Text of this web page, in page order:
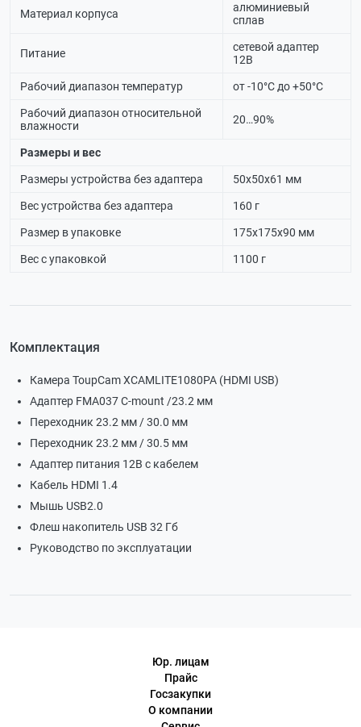
Материал корпуса
алюминиевый
сплав
Питание
сетевой адаптер
12В
Рабочий диапазон температур от -10°С до +50°С
Рабочий диапазон относительной
влажности
20…90%
Размеры и вес
Размеры устройства без адаптера 50х50х61 мм
Вес устройства без адаптера 160 г
Размер в упаковке 175х175х90 мм
Вес с упаковкой 1100 г
Комплектация
Камера ToupCam XCAMLITE1080PA (HDMI USB)
Адаптер FMA037 C-mount /23.2 мм
Переходник 23.2 мм / 30.0 мм
Переходник 23.2 мм / 30.5 мм
Адаптер питания 12В с кабелем
Кабель HDMI 1.4
Мышь USB2.0
Флеш накопитель USB 32 Гб
Руководство по эксплуатации
Юр. лицам
Прайс
Госзакупки
О компании